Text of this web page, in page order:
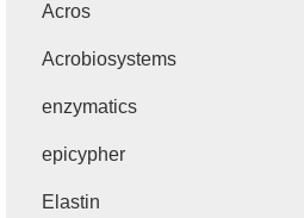
Acros
Acrobiosystems
enzymatics
epicypher
Elastin